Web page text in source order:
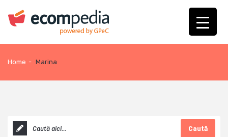
Home - Marina
Caută